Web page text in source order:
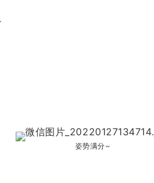
姿势满分~